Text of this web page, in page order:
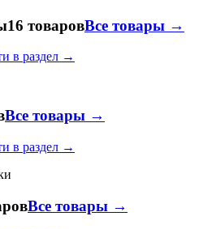
16 товаровВсе товары →
в раздел →
Все товары →
в раздел →
Все товары →